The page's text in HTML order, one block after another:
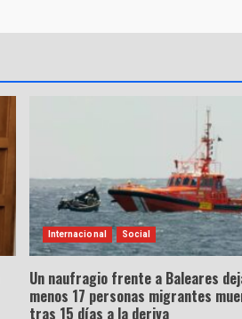
Internacional Social
Un naufragio frente a Baleares
menos 17 personas migrantes
tras 15 días a la deriva